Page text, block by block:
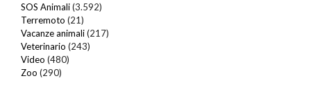
SOS Animali(3.592)
Terremoto (21)
Vacanze animali(217)
Veterinario (243)
Video (480)
Zoo (290)